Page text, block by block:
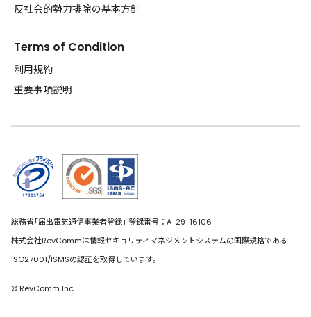
反社会的勢力排除の基本方針
Terms of Condition
利用規約
重要事項説明
総務省｢届出電気通信事業者登録｣ 登録番号：A-29-16106
株式会社RevCommは情報セキュリティマネジメントシステムの国際規格である
ISO27001/ISMSの認証を取得しています。
© RevComm Inc.